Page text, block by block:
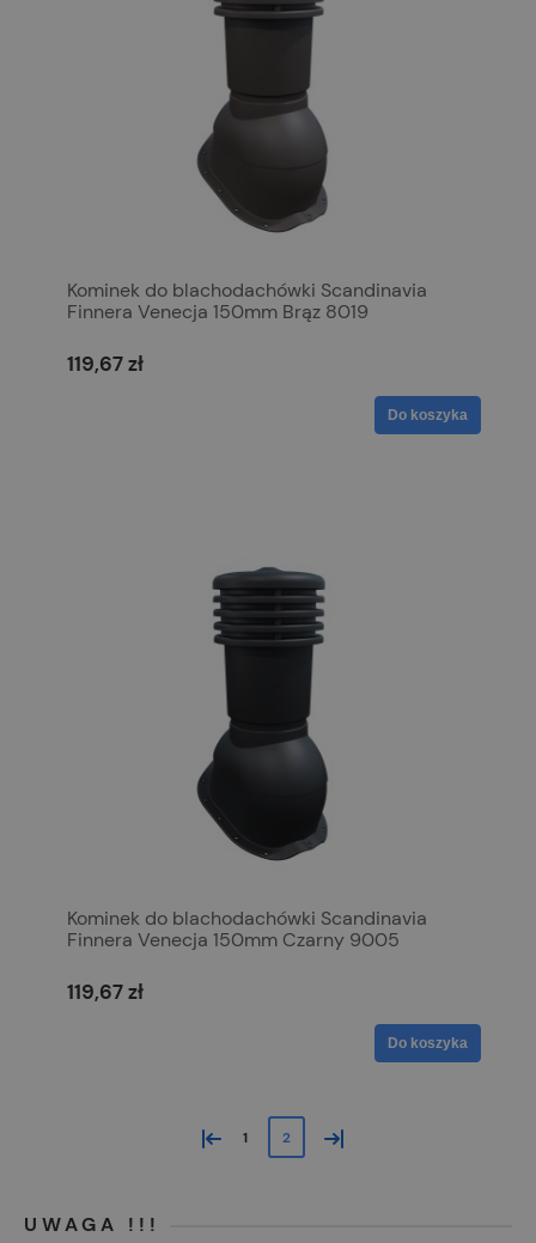
Kominek do blachodachówki Scandinavia
Finnera Venecja 150mm Brąz 8019
119,67 zł
Do koszyka
Kominek do blachodachówki Scandinavia
Finnera Venecja 150mm Czarny 9005
119,67 zł
Do koszyka
« 1 2 »
UWAGA !!!